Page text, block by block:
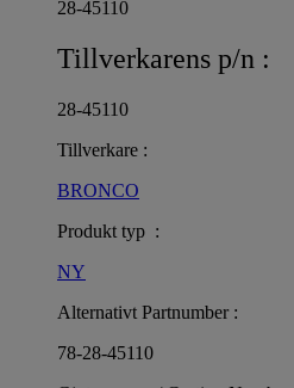
28-45110
Tillverkarens p/n :
28-45110
Tillverkare :
BRONCO
Produkt typ :
NY
Alternativt Partnumber :
78-28-45110